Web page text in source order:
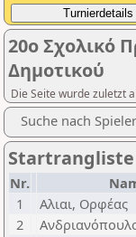
20ο Σχολικό
Δημοτικού
Die Seite wurde zuletzt
Suche nach Spieler
Startrangliste
Nr.
1
Αλιαι, Ορφέας
2